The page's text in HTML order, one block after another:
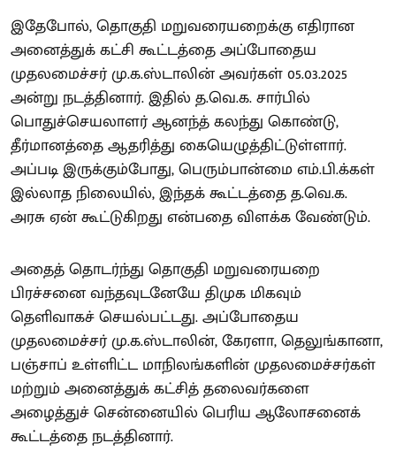
இதேபோல், தொகுதி மறுவரையறைக்கு எதிரான
அனைத்துக் கட்சி கூட்டத்தை அப்போதைய
முதலமைச்சர் மு.க.ஸ்டாலின் அவர்கள் 05.03.2025
அன்று நடத்தினார். இதில் த.வெ.க. சார்பில்
பொதுச்செயலாளர் ஆனந்த் கலந்து கொண்டு,
தீர்மானத்தை ஆதரித்து கையெழுத்திட்டுள்ளார்.
அப்படி இருக்கும்போது, பெரும்பான்மை எம்.பி.க்கள்
இல்லாத நிலையில், இந்தக் கூட்டத்தை த.வெ.க.
அரசு ஏன் கூட்டுகிறது என்பதை விளக்க வேண்டும்.
அதைத் தொடர்ந்து தொகுதி மறுவரையறை
பிரச்சனை வந்தவுடனேயே திமுக மிகவும்
தெளிவாகச் செயல்பட்டது. அப்போதைய
முதலமைச்சர் மு.க.ஸ்டாலின், கேரளா, தெலுங்கானா,
பஞ்சாப் உள்ளிட்ட மாநிலங்களின் முதலமைச்சர்கள்
மற்றும் அனைத்துக் கட்சித் தலைவர்களை
அழைத்துச் சென்னையில் பெரிய ஆலோசனைக்
கூட்டத்தை நடத்தினார்.